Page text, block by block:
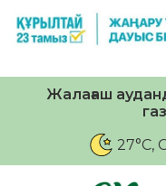
Жалағаш
27°C,